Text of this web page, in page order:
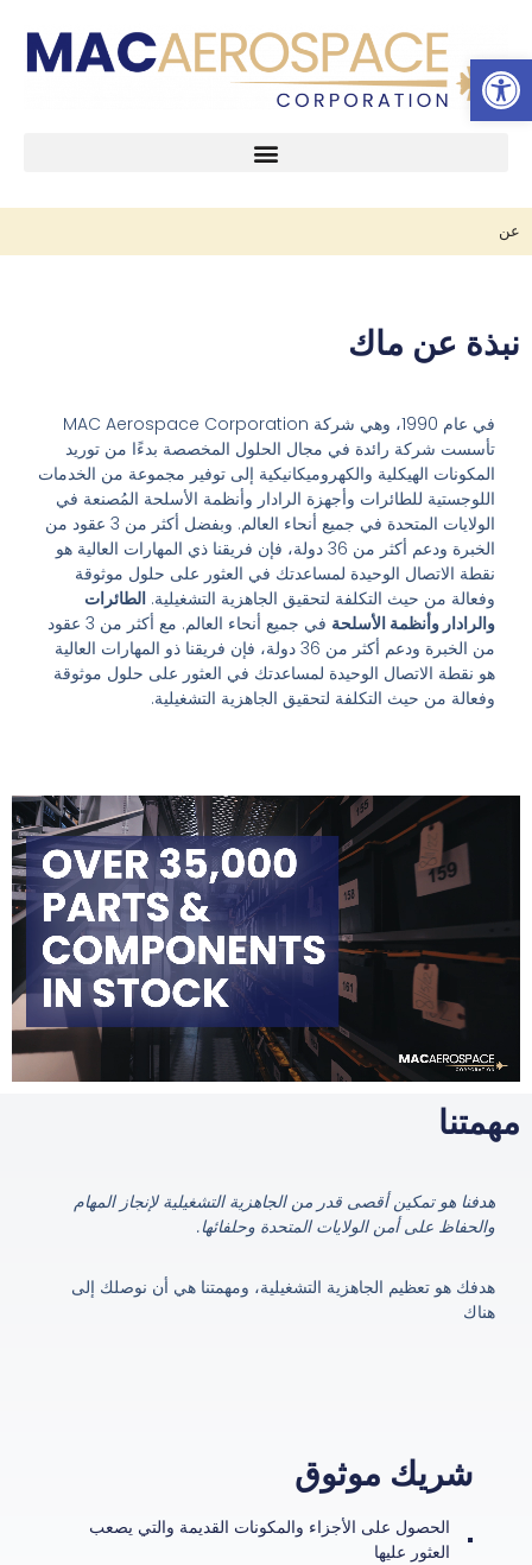
شريط الأدوات المفتوح
تخطى
إلى
المحتوى
عن
نبذة عن ماك
في عام 1990، وهي شركة MAC Aerospace Corporation
تأسست شركة رائدة في مجال الحلول المخصصة بدءًا من توريد
المكونات الهيكلية والكهروميكانيكية إلى توفير مجموعة من الخدمات
اللوجستية للطائرات وأجهزة الرادار وأنظمة الأسلحة المُصنعة في
الولايات المتحدة في جميع أنحاء العالم. وبفضل أكثر من 3 عقود من
الخبرة ودعم أكثر من 36 دولة، فإن فريقنا ذي المهارات العالية هو
نقطة الاتصال الوحيدة لمساعدتك في العثور على حلول موثوقة
وفعالة من حيث التكلفة لتحقيق الجاهزية التشغيلية.الطائرات
والرادار وأنظمة الأسلحة
في جميع أنحاء العالم. مع أكثر من 3 عقود
من الخبرة ودعم أكثر من 36 دولة، فإن فريقنا ذو المهارات العالية
هو نقطة الاتصال الوحيدة لمساعدتك في العثور على حلول موثوقة
وفعالة من حيث التكلفة لتحقيق الجاهزية التشغيلية.
مهمتنا
هدفنا هو تمكين أقصى قدر من الجاهزية التشغيلية لإنجاز المهام
والحفاظ على أمن الولايات المتحدة وحلفائها.
هدفك هو تعظيم الجاهزية التشغيلية، ومهمتنا هي أن نوصلك إلى
هناك
شريك موثوق
الحصول على الأجزاء والمكونات القديمة والتي يصعب
العثور عليها